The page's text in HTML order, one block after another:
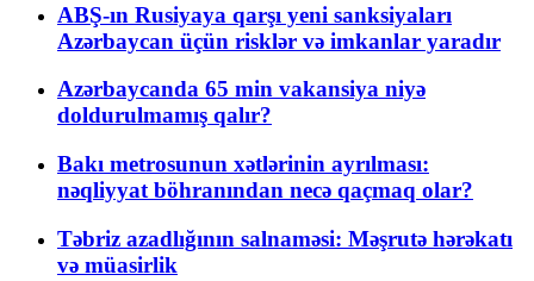
ABŞ-ın Rusiyaya qarşı yeni sanksiyaları
Azərbaycan üçün risklər və imkanlar yaradır
Azərbaycanda 65 min vakansiya niyə
doldurulmamış qalır?
Bakı metrosunun xətlərinin ayrılması:
nəqliyyat böhranından necə qaçmaq olar?
Təbriz azadlığının salnaməsi: Məşrutə hərəkatı
və müasirlik